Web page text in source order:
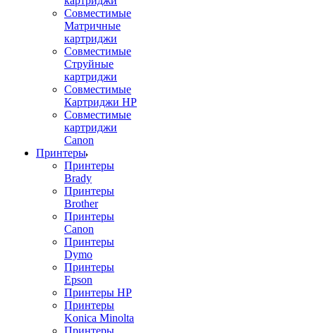
Совместимые
Матричные
картриджи
Совместимые
Струйные
картриджи
Совместимые
Картриджи HP
Совместимые
картриджи
Canon
Принтеры
Принтеры
Brady
Принтеры
Brother
Принтеры
Canon
Принтеры
Dymo
Принтеры
Epson
Принтеры HP
Принтеры
Konica Minolta
Принтеры